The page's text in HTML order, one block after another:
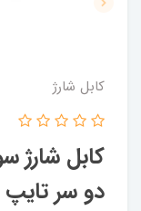
کابل شارژ
دو سر تایپ C گرین تک